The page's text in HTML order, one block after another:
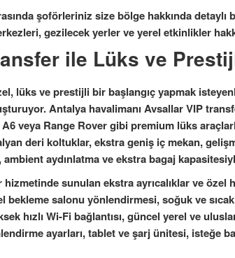
şoförleriniz size bölge hakkında
gezilecek yerler ve yerel etkinlikler
ile Lüks ve
lüks ve prestijli bir başlangıç yapmak
Antalya havalimanı Avsallar VIP
veya Range Rover gibi premium lüks
deri koltuklar, ekstra geniş iç mekan,
aydınlatma ve ekstra bagaj
sunulan ekstra ayrıcalıklar ve özel
bekleme salonu yönlendirmesi, soğuk ve
hızlı Wi-Fi bağlantısı, güncel yerel ve
ayarları, tablet ve şarj ünitesi, isteğe